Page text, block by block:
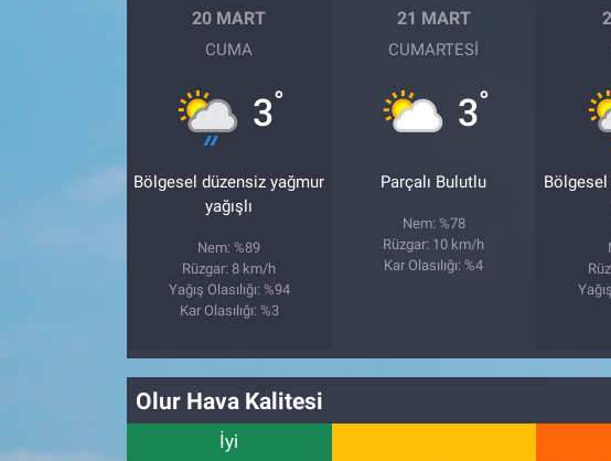
20 MART
CUMA
3°
Bölgesel düzensiz yağmur
yağışlı
Nem: %89
Rüzgar: 8 km/h
Yağış Olasılığı: %94
Kar Olasılığı: %3
21 MART
CUMARTESI
3°
Parçalı Bulutlu
Nem: %78
Rüzgar: 10 km/h
Kar Olasılığı: %4
Olur Hava Kalitesi
İyi